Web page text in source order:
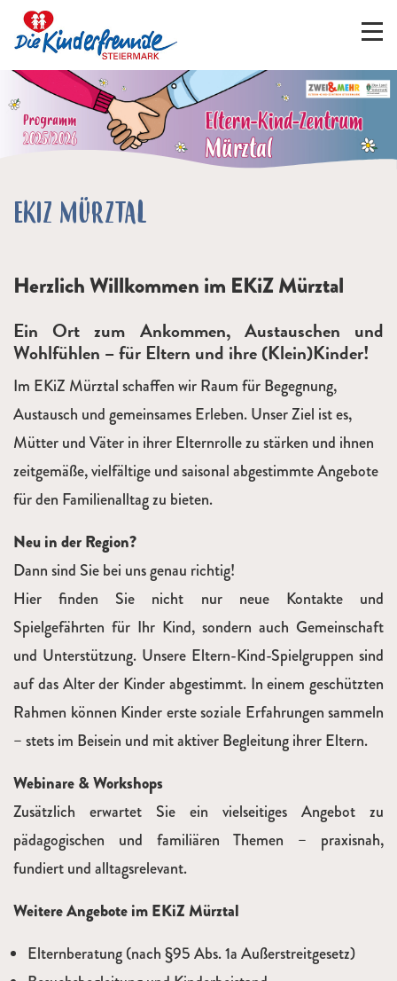
EKIZ MÜRZTAL
Herzlich Willkommen im EKiZ Mürztal
Ein Ort zum Ankommen, Austauschen und
Wohlfühlen – für Eltern und ihre (Klein)Kinder!
Im EKiZ Mürztal schaffen wir Raum für Begegnung,
Austausch und gemeinsames Erleben. Unser Ziel ist es,
Mütter und Väter in ihrer Elternrolle zu stärken und ihnen
zeitgemäße, vielfältige und saisonal abgestimmte Angebote
für den Familienalltag zu bieten.
Neu in der Region?
Dann sind Sie bei uns genau richtig!
Hier finden Sie nicht nur neue Kontakte und
Spielgefährten für Ihr Kind, sondern auch Gemeinschaft
und Unterstützung. Unsere Eltern-Kind-Spielgruppen sind
auf das Alter der Kinder abgestimmt. In einem geschützten
Rahmen können Kinder erste soziale Erfahrungen sammeln
– stets im Beisein und mit aktiver Begleitung ihrer Eltern.
Webinare & Workshops
Zusätzlich erwartet Sie ein vielseitiges Angebot zu
pädagogischen und familiären Themen – praxisnah,
fundiert und alltagsrelevant.
Weitere Angebote im EKiZ Mürztal
Elternberatung (nach §95 Abs. 1a Außerstreitgesetz)